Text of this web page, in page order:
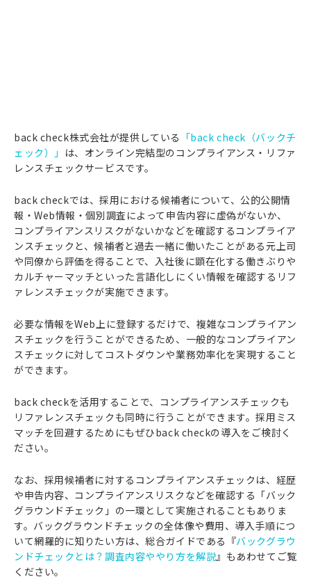
back check株式会社が提供している 「back check（バックチ
ェック）」 は、オンライン完結型のコンプライアンス・リファ
レンスチェックサービスです。
back checkでは、採用における候補者について、公的公開情
報・Web情報・個別調査によって申告内容に虚偽がないか、
コンプライアンスリスクがないかなどを確認するコンプライア
ンスチェックと、候補者と過去一緒に働いたことがある元上司
や同僚から評価を得ることで、入社後に顕在化する働きぶりや
カルチャーマッチといった言語化しにくい情報を確認するリフ
ァレンスチェックが実施できます。
必要な情報をWeb上に登録するだけで、複雑なコンプライアン
スチェックを行うことができるため、一般的なコンプライアン
スチェックに対してコストダウンや業務効率化を実現すること
ができます。
back checkを活用することで、コンプライアンスチェックも
リファレンスチェックも同時に行うことができます。採用ミス
マッチを回避するためにもぜひback checkの導入をご検討く
ださい。
なお、採用候補者に対するコンプライアンスチェックは、経歴
や申告内容、コンプライアンスリスクなどを確認する「バック
グラウンドチェック」の一環として実施されることもありま
す。バックグラウンドチェックの全体像や費用、導入手順につ
いて網羅的に知りたい方は、総合ガイドである『バックグラウ
ンドチェックとは？調査内容ややり方を解説』もあわせてご覧
ください。